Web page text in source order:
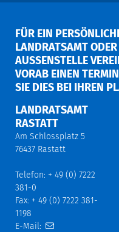
FÜR EIN
LANDRATSAMT ODER
AUSSENSTELLE
ORAB EINEN TERMIN!
IE DIES BEI IHREN
LANDRATSAMT
RASTATT
Am Schlossplatz 5
76437 Rastatt
Telefon: + 49 (0) 7222
381-0
Fax: + 49 (0) 7222 381-
1198
E-Mail: